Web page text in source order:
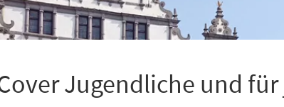
Jugendliche und